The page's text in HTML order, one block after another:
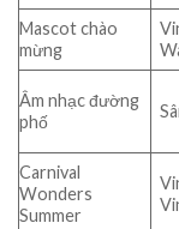
Mascot chào
mừng
Âm nhạc đường
phố
Carnival
Wonders
Summer